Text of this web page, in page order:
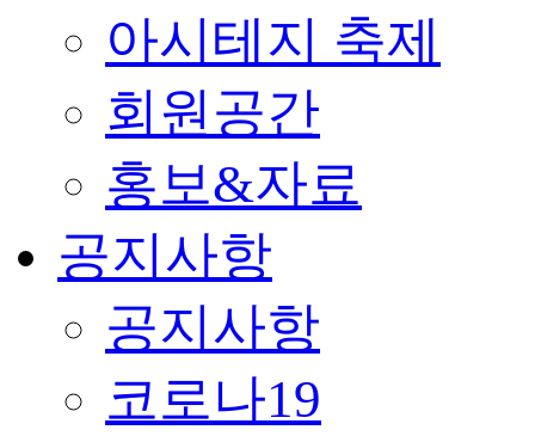
아시테지 축제
회원공간
홍보&자료
공지사항
공지사항
코로나19